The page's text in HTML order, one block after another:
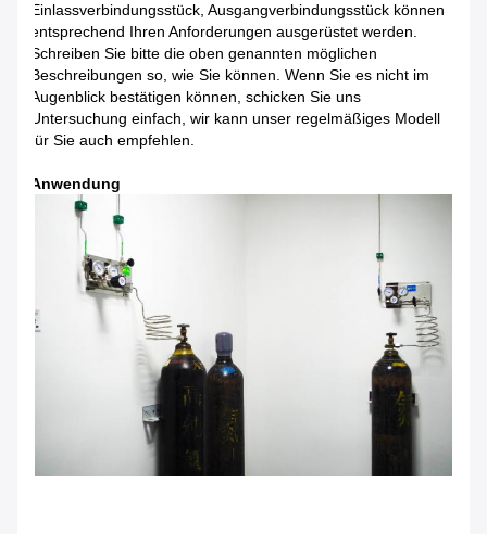
Einlassverbindungsstück, Ausgangverbindungsstück können
entsprechend Ihren Anforderungen ausgerüstet werden.
Schreiben Sie bitte die oben genannten möglichen
Beschreibungen so, wie Sie können. Wenn Sie es nicht im
Augenblick bestätigen können, schicken Sie uns
Untersuchung einfach, wir kann unser regelmäßiges Modell
für Sie auch empfehlen.
Anwendung